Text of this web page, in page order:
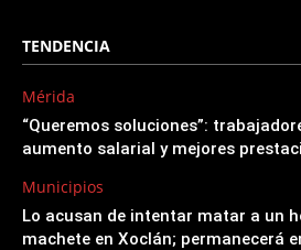
TENDENCIA
Mérida
“Queremos soluciones”:
aumento salarial y mejores
Municipios
Lo acusan de intentar matar a un
machete en Xoclán; permanecerá